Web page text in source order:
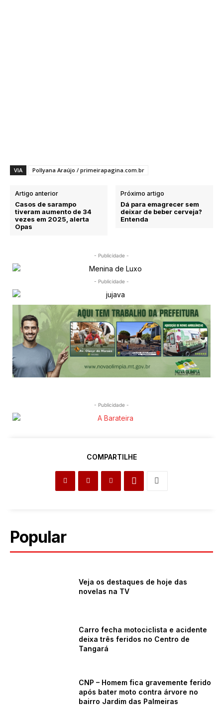
VIA Pollyana Araújo / primeirapagina.com.br
Artigo anterior
Casos de sarampo
tiveram aumento de 34
vezes em 2025, alerta
Opas
Próximo artigo
Dá para emagrecer sem
deixar de beber cerveja?
Entenda
- Publicidade -
- Publicidade -
- Publicidade -
COMPARTILHE
Popular
Veja os destaques de hoje das
novelas na TV
Carro fecha motociclista e acidente
deixa três feridos no Centro de
Tangará
CNP – Homem fica gravemente ferido
após bater moto contra árvore no
bairro Jardim das Palmeiras